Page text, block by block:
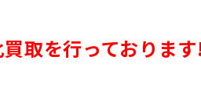
取を行っておりま